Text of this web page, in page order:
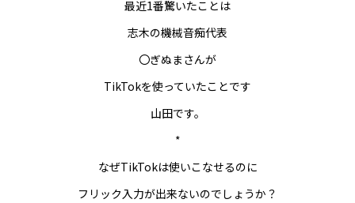
最近1番驚いたことは
志木の機械音痴代表
〇ぎぬまさんが
TikTokを使っていたことです
山田です。
*
なぜTikTokは使いこなせるのに
フリック入力が出来ないのでしょうか？